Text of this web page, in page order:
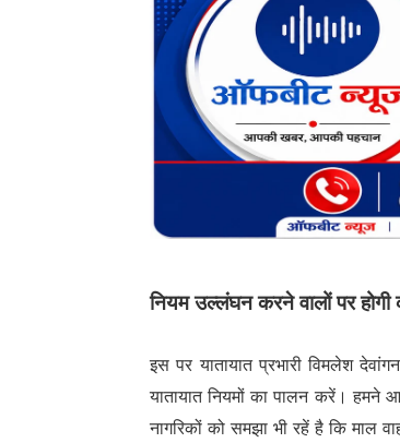
नियम उल्लंघन करने वालों पर होगी
इस पर यातायात प्रभारी विमलेश
यातायात नियमों का पालन करें। हमने
नागरिकों को समझा भी रहें है कि माल